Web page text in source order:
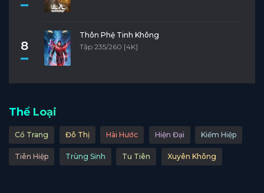
8
Thôn Phệ Tinh Không
Tập 235/260 [4K]
Thể Loại
Cổ Trang Đô Thị Hài Hước Hiện Đại Kiếm Hiệp
Tiên Hiệp Trùng Sinh Tu Tiên Xuyên Không